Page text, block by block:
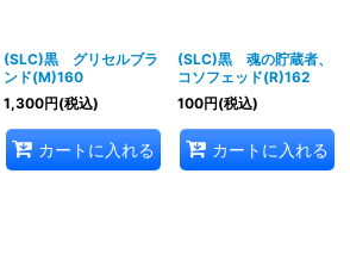
(SLC)黒 グリセルブラ
ンド(M)160
1,300円(税込)
カートに入れる
(SLC)黒 魂の貯蔵者、
コソフェッド(R)162
100円(税込)
カートに入れる